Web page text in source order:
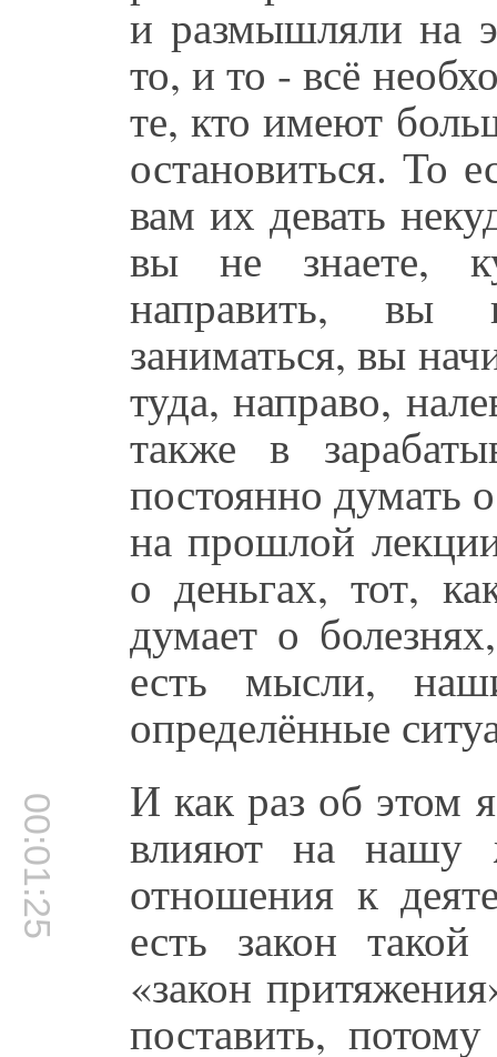
и размышляли на
то, и то - всё
те, кто имеют
остановиться. То
вам их девать
вы не знаете,
направить, вы
заниматься, вы
туда, направо,
также в
постоянно
на прошлой
о деньгах, тот,
думает о
есть мысли,
определённые
00:01:25 И как раз об этом
влияют на нашу
отношения к
есть закон
«закон
поставить,